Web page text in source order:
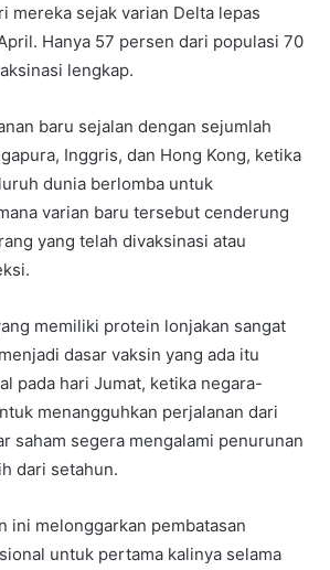
mereka sejak varian Delta lepas
Hanya 57 persen dari populasi 70
lengkap.
baru sejalan dengan sejumlah
Inggris, dan Hong Kong, ketika
dunia berlomba untuk
varian baru tersebut cenderung
yang telah divaksinasi atau
memiliki protein lonjakan sangat
dasar vaksin yang ada itu
pada hari Jumat, ketika negara-
menangguhkan perjalanan dari
saham segera mengalami penurunan
dari setahun.
ini melonggarkan pembatasan
untuk pertama kalinya selama